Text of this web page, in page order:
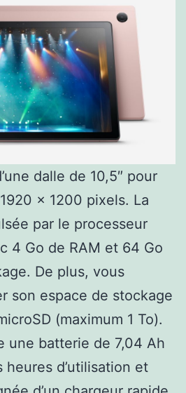
dalle de 10,5″ pour
x 1200 pixels. La
par le processeur
4 Go de RAM et 64 Go
De plus, vous
son espace de stockage
(maximum 1 To).
une batterie de 7,04 Ah
d’utilisation et